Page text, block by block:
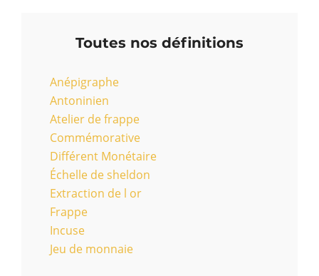
Toutes nos définitions
Anépigraphe
Antoninien
Atelier de frappe
Commémorative
Différent Monétaire
Échelle de sheldon
Extraction de l or
Frappe
Incuse
Jeu de monnaie